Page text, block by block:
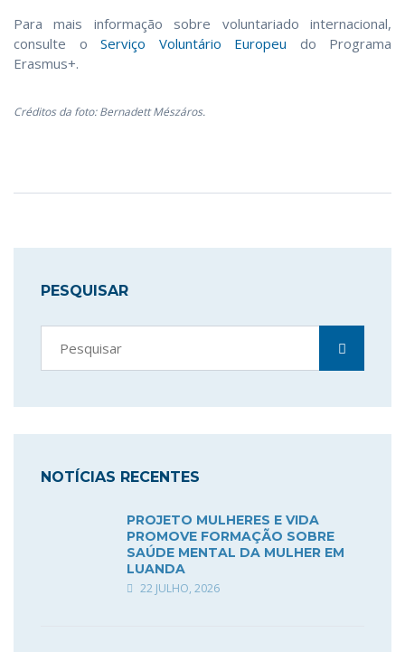
Para mais informação sobre voluntariado internacional,
consulte o Serviço Voluntário Europeu do Programa
Erasmus+.
Créditos da foto: Bernadett Mészáros.
PESQUISAR
NOTÍCIAS RECENTES
PROJETO MULHERES E VIDA
PROMOVE FORMAÇÃO SOBRE
SAÚDE MENTAL DA MULHER EM
LUANDA
22 JULHO, 2026